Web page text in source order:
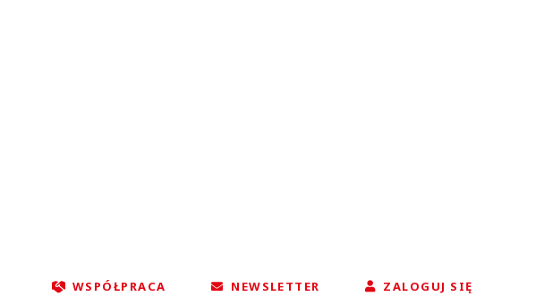
WSPÓŁPRACA NEWSLETTER ZALOGUJ SIĘ